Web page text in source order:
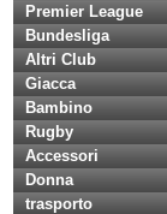
Premier League
Bundesliga
Altri Club
Giacca
Bambino
Rugby
Accessori
Donna
trasporto